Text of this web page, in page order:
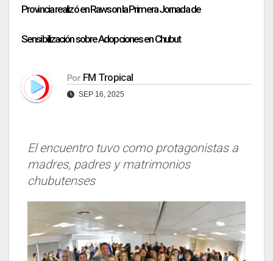
Provincia realizó en Rawson la Primera Jornada de
Sensibilización sobre Adopciones en Chubut
Por FM Tropical
SEP 16, 2025
El encuentro tuvo como protagonistas a
madres, padres y matrimonios
chubutenses